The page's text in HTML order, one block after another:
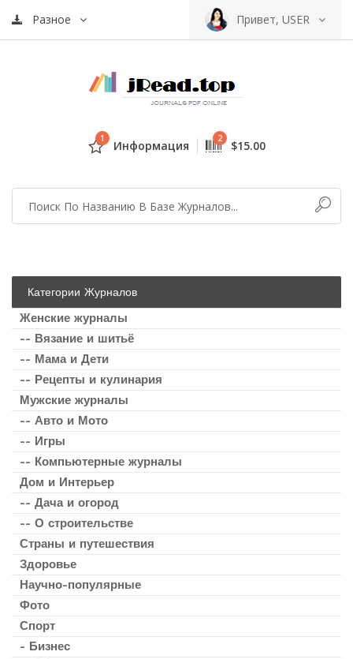
Разное Привет, USER
1 Информация 2 $15.00
Категории Журналов
Женские журналы
-- Вязание и шитьё
-- Мама и Дети
-- Рецепты и кулинария
Мужские журналы
-- Авто и Мото
-- Игры
-- Компьютерные журналы
Дом и Интерьер
-- Дача и огород
-- О строительстве
Страны и путешествия
Здоровье
Научно-популярные
Фото
Спорт
- Бизнес